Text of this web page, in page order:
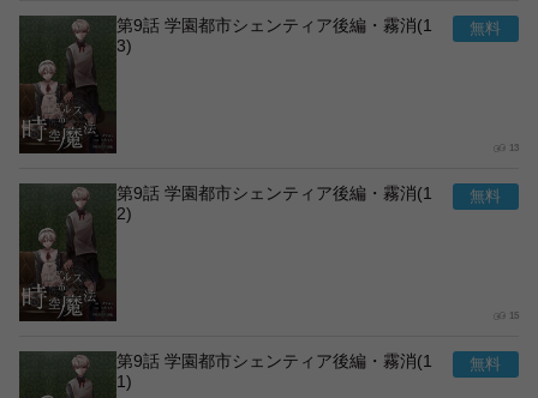
第9話 学園都市シェンティア後編・霧消(1
3)
13
第9話 学園都市シェンティア後編・霧消(1
2)
15
第9話 学園都市シェンティア後編・霧消(1
1)